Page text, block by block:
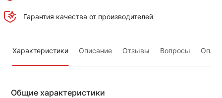
Гарантия качества от производителей
Характеристики Описание Отзывы Вопросы
Общие характеристики